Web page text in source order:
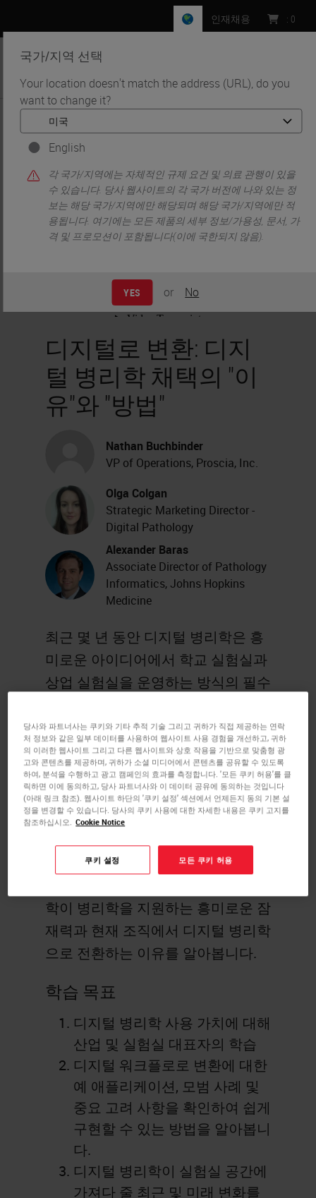
국가/지역 선택
Your location doesn't match the address (URL), do you
want to change it?
English
각 국가/지역에는 자체적인 규제 요건 및 의료 관행이 있을
수 있습니다. 당사 웹사이트의 각 국가 버전에 나와 있는 정
보는 해당 국가/지역에만 해당되며 해당 국가/지역에만 적
용됩니다. 여기에는 모든 제품의 세부 정보/가용성, 문서, 가
격 및 프로모션이 포함됩니다(이에 국한되지 않음).
YES or No
인재채용 : 0
MENU
홈 • Knowledge Pathway •
디지털로 변환: 디지털 병리학 채택의 "이유"와 "방법"
디지털로 변환: 디지
털 병리학 채택의 "이
유"와 "방법"
Nathan Buchbinder
VP of Operations, Proscia, Inc.
Olga Colgan
Strategic Marketing Director -
Digital Pathology
Alexander Baras
Associate Director of Pathology
Informatics, Johns Hopkins
Medicine
최근 몇 년 동안 디지털 병리학은 흥
미로운 아이디어에서 학교 실험실과
상업 실험실을 운영하는 방식의 필수
Biosystems와 Procia Digital
Pathology는 현재 기관이 디지털로
변환하는 이유와 디지털을 구현하는
최고의 방식을 토론합니다. 디지털
병리학 사용자로부터 이 기술에서 발
이러한 사용으로 인해 작업 방식 변
학이 병리학을 지원하는 흥미로운 잠
재력과 현재 조직에서 디지털 병리학
으로 전환하는 이유를 알아봅니다.
학습 목표
디지털 병리학 사용 가치에 대해
산업 및 실험실 대표자의 학습
디지털 워크플로로 변환에 대한
예 애플리케이션, 모범 사례 및
중요 고려 사항을 확인하여 쉽게
구현할 수 있는 방법을 알아봅니
다.
디지털 병리학이 실험실 공간에
가져다 줄 최근 및 미래 변화를
당사와 파트너사는 쿠키와 기타 추적 기술 그리고 귀하가 직접 제공하는 연락
처 정보와 같은 일부 데이터를 사용하여 웹사이트 사용 경험을 개선하고, 귀하
의 이러한 웹사이트 그리고 다른 웹사이트와 상호 작용을 기반으로 맞춤형 광
고와 콘텐츠를 제공하며, 귀하가 소셜 미디어에서 콘텐츠를 공유할 수 있도록
하여, 분석을 수행하고 광고 캠페인의 효과를 측정합니다. '모든 쿠키 허용'를 클
릭하면 이에 동의하고, 당사 파트너사와 이 데이터 공유에 동의하는 것입니다
(아래 링크 참조). 웹사이트 하단의 '쿠키 설정' 섹션에서 언제든지 동의 기본 설
정을 변경할 수 있습니다. 당사의 쿠키 사용에 대한 자세한 내용은 쿠키 고지를
참조하십시오. Cookie Notice
쿠키 설정 모든 쿠키 허용